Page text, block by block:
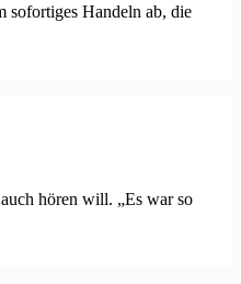
sofortiges Handeln ab, die
hören will. „Es war so